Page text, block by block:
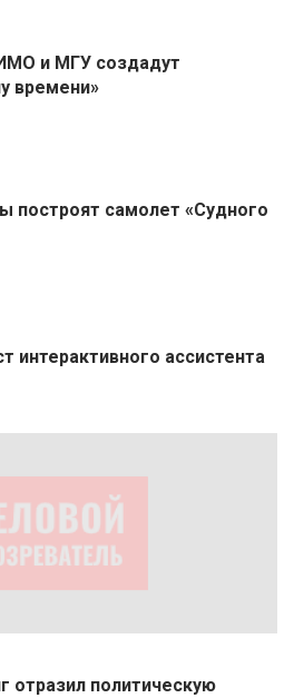
и МГУ создадут
времени»
построят самолет «Судного
интерактивного ассистента
отразил политическую